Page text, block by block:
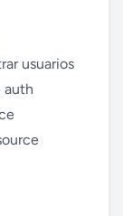
usuarios
auth